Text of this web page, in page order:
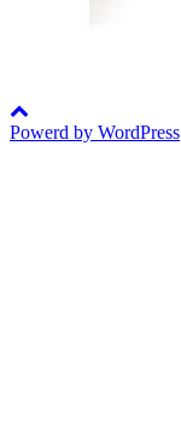
Powerd by WordPress